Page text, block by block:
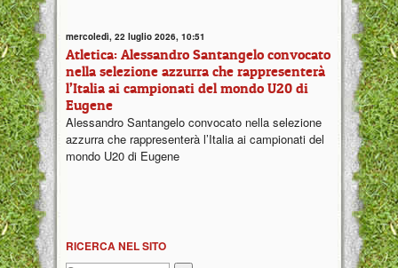
mercoledì, 22 luglio 2026, 10:51
Atletica: Alessandro Santangelo convocato
nella selezione azzurra che rappresenterà
l’Italia ai campionati del mondo U20 di
Eugene
Alessandro Santangelo convocato nella selezione
azzurra che rappresenterà l’Italia ai campionati del
mondo U20 di Eugene
RICERCA NEL SITO